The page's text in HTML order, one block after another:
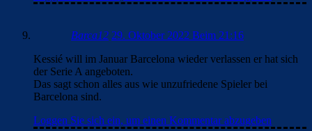
Barca12 29. Oktober 2022 Beim 21:16
Kessié will im Januar Barcelona wieder verlassen er hat sich
der Serie A angeboten.
Das sagt schon alles aus wie unzufriedene Spieler bei
Barcelona sind.
Loggen Sie sich ein, um einen Kommentar abzugeben